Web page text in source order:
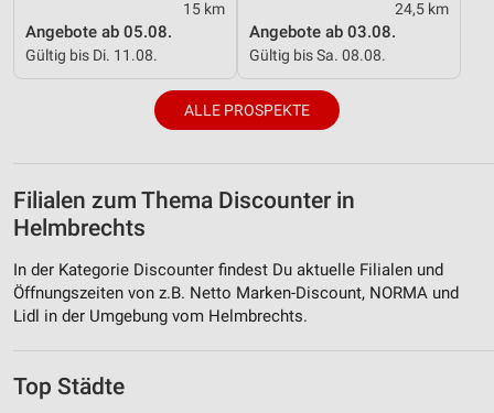
15 km
Angebote ab 05.08.
Gültig bis Di. 11.08.
24,5 km
Angebote ab 03.08.
Gültig bis Sa. 08.08.
ALLE PROSPEKTE
Filialen zum Thema Discounter in
Helmbrechts
In der Kategorie Discounter findest Du aktuelle Filialen und
Öffnungszeiten von z.B. Netto Marken-Discount, NORMA und
Lidl in der Umgebung vom Helmbrechts.
Top Städte